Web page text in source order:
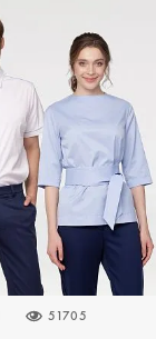
51705